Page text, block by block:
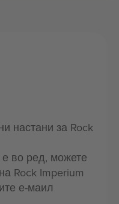
настани за Rock
во ред, можете
Rock Imperium
е-маил